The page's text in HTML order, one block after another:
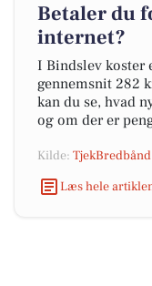
Betaler du
internet?
I Bindslev koster
gennemsnit 282
kan du se, hvad
og om der er
Kilde: TjekBredbånd
Læs hele